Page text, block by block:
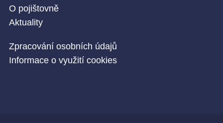
O pojištovně
Aktuality
Zpracování osobních údajů
Informace o využití cookies